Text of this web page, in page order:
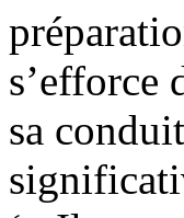
s’efforce
sa